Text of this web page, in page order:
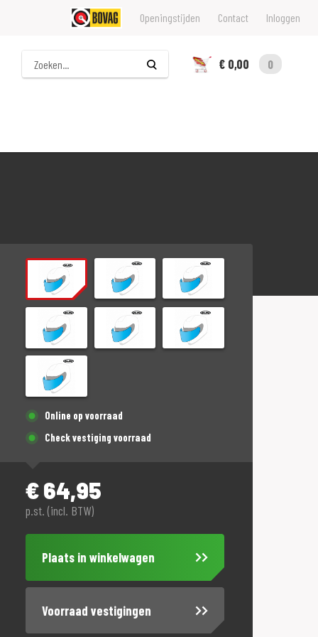
Openingstijden Contact Inloggen
Zoeken
€ 0,00
0
Online op voorraad
Check vestiging voorraad
€64,95
p.st. (incl. BTW)
Plaats in winkelwagen
Voorraad vestigingen